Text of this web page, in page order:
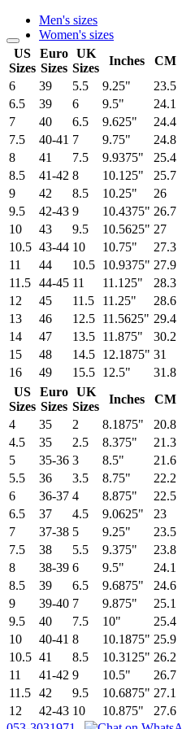
Men's sizes
Women's sizes
US
Sizes
Euro
Sizes
UK
Sizes
Inches
CM
6
39 5.5 9.25"
23.5
6.5
39 6 9.5"
24.1
7
40 6.5 9.625"
24.4
7.5
40-41 7 9.75"
24.8
8
41 7.5 9.9375"
25.4
8.5
41-42 8 10.125"
25.7
9
42 8.5 10.25"
26
9.5
42-43 9 10.4375" 26.7
10
43 9.5 10.5625" 27
10.5 43-44 10 10.75"
27.3
11
44 10.5 10.9375" 27.9
11.5 44-45 11 11.125"
28.3
12
45 11.5 11.25"
28.6
13
46 12.5 11.5625" 29.4
14
47 13.5 11.875"
30.2
15
48 14.5 12.1875" 31
16
49 15.5 12.5"
31.8
US
Sizes
Euro
Sizes
UK
Sizes
Inches
CM
4
35 2 8.1875"
20.8
4.5
35 2.5 8.375"
21.3
5
35-36 3 8.5"
21.6
5.5
36 3.5 8.75"
22.2
6
36-37 4 8.875"
22.5
6.5
37 4.5 9.0625"
23
7
37-38 5 9.25"
23.5
7.5
38 5.5 9.375"
23.8
8
38-39 6 9.5"
24.1
8.5
39 6.5 9.6875"
24.6
9
39-40 7 9.875"
25.1
9.5
40 7.5 10"
25.4
10
40-41 8 10.1875" 25.9
10.5 41 8.5 10.3125" 26.2
11
41-42 9 10.5"
26.7
11.5 42 9.5 10.6875" 27.1
12
42-43 10 10.875"
27.6